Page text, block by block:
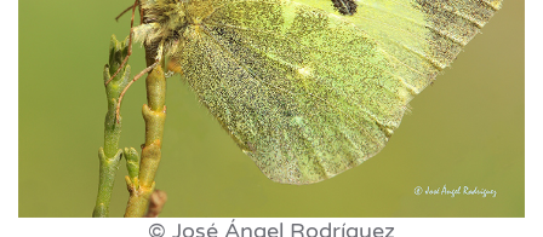
© José Ángel Rodríguez